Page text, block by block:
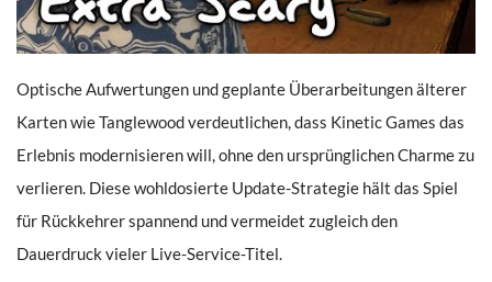
Optische Aufwertungen und geplante Überarbeitungen älterer
Karten wie Tanglewood verdeutlichen, dass Kinetic Games das
Erlebnis modernisieren will, ohne den ursprünglichen Charme zu
verlieren. Diese wohldosierte Update-Strategie hält das Spiel
für Rückkehrer spannend und vermeidet zugleich den
Dauerdruck vieler Live-Service-Titel.